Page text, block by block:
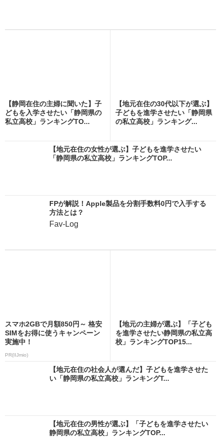
【静岡在住の主婦に聞いた】子
どもを入学させたい「静岡県の
私立高校」ランキングTO...
【地元在住の30代以下が選ぶ】
子どもを進学させたい「静岡県
の私立高校」ランキング...
【地元在住の女性が選ぶ】子どもを進学させたい
「静岡県の私立高校」ランキングTOP...
FPが解説！Apple製品を分割手数料0円で入手する
方法とは？
Fav-Log
スマホ2GBで月額850円～ 格安
SIMをお得に使うキャンペーン
実施中！
PR(IIJmio)
【地元の主婦が選ぶ】「子ども
を進学させたい静岡県の私立高
校」ランキングTOP15...
【地元在住の社会人が選んだ】子どもを進学させた
い「静岡県の私立高校」ランキングT...
【地元在住の男性が選ぶ】「子どもを進学させたい
静岡県の私立高校」ランキングTOP...